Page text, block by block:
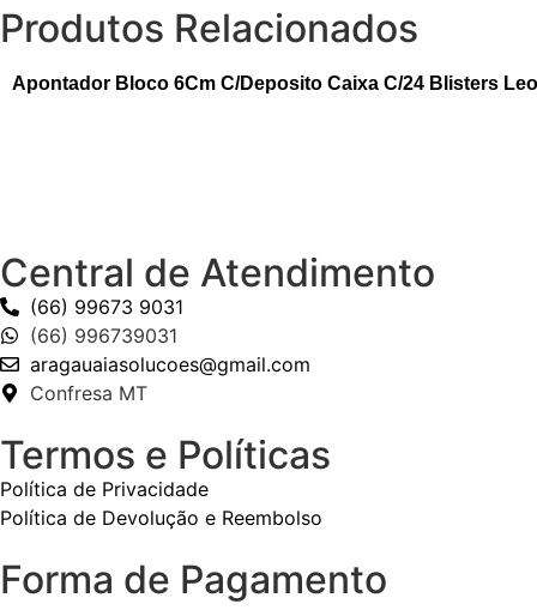
Produtos Relacionados
Apontador Bloco 6Cm C/Deposito Caixa C/24 Blisters
Central de Atendimento
(66) 99673 9031
(66) 996739031
aragauaiasolucoes@gmail.com
Confresa MT
Termos e Políticas
Política de Privacidade
Política de Devolução e Reembolso
Forma de Pagamento